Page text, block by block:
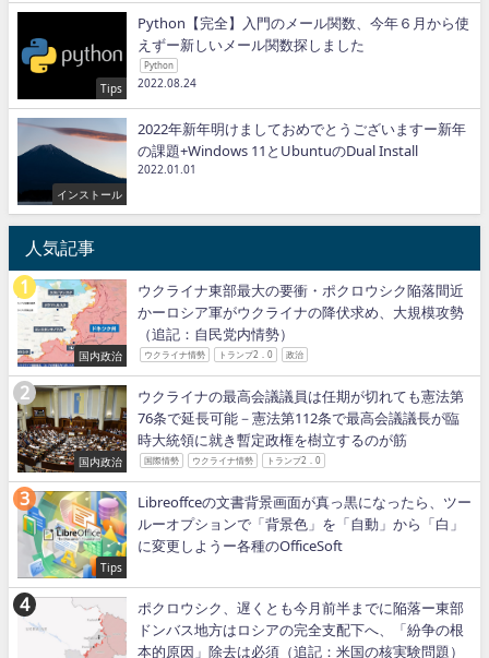
Tips
Python【完全】入門のメール関数、今年６月から使
えずー新しいメール関数探しました
Python
2022.08.24
インストール
2022年新年明けましておめでとうございますー新年
の課題+Windows 11とUbuntuのDual Install
2022.01.01
人気記事
国内政治
ウクライナ東部最大の要衝・ポクロウシク陥落間近
かーロシア軍がウクライナの降伏求め、大規模攻勢
（追記：自民党内情勢）
ウクライナ情勢 トランプ2．0 政治
国内政治
ウクライナの最高会議議員は任期が切れても憲法第
76条で延長可能－憲法第112条で最高会議議長が臨
時大統領に就き暫定政権を樹立するのが筋
国際情勢 ウクライナ情勢 トランプ2．0
Tips
Libreoffceの文書背景画面が真っ黒になったら、ツー
ルーオプションで「背景色」を「自動」から「白」
に変更しようー各種のOfficeSoft
ポクロウシク、遅くとも今月前半までに陥落ー東部
ドンバス地方はロシアの完全支配下へ、「紛争の根
本的原因」除去は必須（追記：米国の核実験問題）